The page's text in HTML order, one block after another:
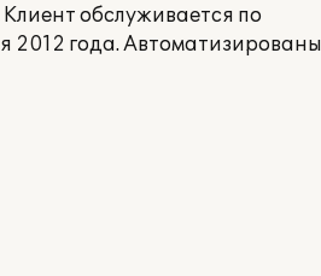
обслуживается по
2012 года. Автоматизированы